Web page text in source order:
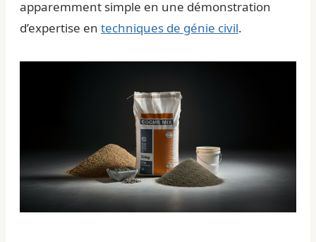
apparemment simple en une démonstration
d’expertise en techniques de génie civil.